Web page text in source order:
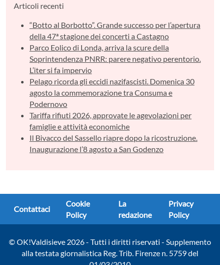
Articoli recenti
“Botto al Borbotto”. Grande successo per l’apertura
della 47ª stagione dei concerti a Castagno
Parco Eolico di Londa, arriva la scure della
Soprintendenza PNRR: parere negativo perentorio.
L’iter si fa impervio
Pelago ricorda gli eccidi nazifascisti. Domenica 30
agosto la commemorazione tra Consuma e
Podernovo
Tariffa rifiuti 2026, approvate le agevolazioni per
famiglie e attività economiche
Il Bivacco del Sassello riapre dopo la ricostruzione.
Inaugurazione l’8 agosto a San Godenzo
Contattaci
Cookie
Policy
La
redazione
Privacy
Policy
© OK!Valdisieve 2026 - Tutti i diritti riservati - Supplemento
alla testata giornalistica Reg. Trib. Firenze n. 5759 del